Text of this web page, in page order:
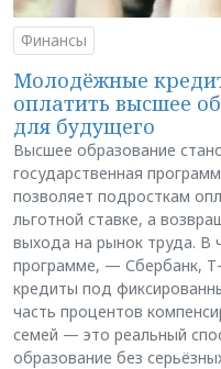
Финансы
Молодёжные
оплатить высшее
для будущего
Высшее образование
государственная
позволяет подросткам
льготной ставке, а
выхода на рынок труда. В
программе, — Сбербанк,
кредиты под
часть процентов
семей — это реальный
образование без